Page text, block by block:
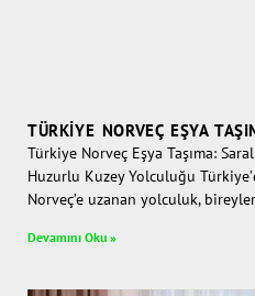
TÜRKIYE NORVEÇ EŞYA
Türkiye Norveç Eşya Taşıma:
Huzurlu Kuzey Yolculuğu
Norveç’e uzanan yolculuk, bireyler
Devamını Oku »